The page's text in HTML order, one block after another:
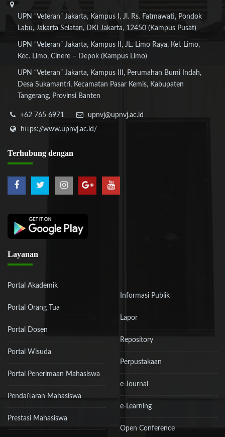
UPN “Veteran” Jakarta, Kampus I, Jl. Rs. Fatmawati, Pondok
Labu, Jakarta Selatan, DKI Jakarta, 12450 (Kampus Pusat)
UPN “Veteran” Jakarta, Kampus II, JL. Limo Raya, Kel. Limo,
Kec. Limo, Cinere – Depok (Kampus Limo)
UPN “Veteran” Jakarta, Kampus III, Perumahan Bumi Indah,
Desa Sukamantri, Kecamatan Pasar Kemis, Kabupaten
Tangerang, Provinsi Banten
+62 765 6971
upnvj@upnvj.ac.id
https://www.upnvj.ac.id/
Terhubung dengan
Layanan
Portal Akademik
Portal Orang Tua
Portal Dosen
Portal Wisuda
Portal Penerimaan Mahasiswa
Pendaftaran Mahasiswa
Prestasi Mahasiswa
Informasi Publik
Lapor
Repository
Perpustakaan
e-Journal
e-Learning
Open Conference